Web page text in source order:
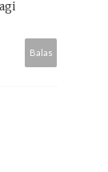
Balas